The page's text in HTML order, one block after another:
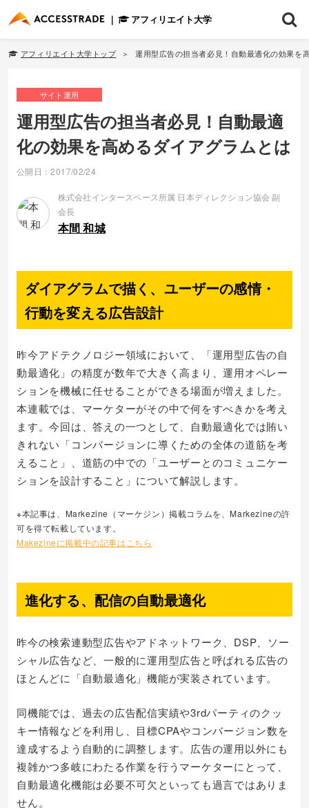
アフィリエイト大学
アフィリエイト大学トップ 運用型広告の担当者必見！自動最適化の効果を
サイト運用
運用型広告の担当者必見！自動最適
化の効果を高めるダイアグラムとは
公開日：2017/02/24
株式会社インタースペース所属 日本ディレクション協会 副
会長
本間 和城
ダイアグラムで描く、ユーザーの感情・
行動を変える広告設計
昨今アドテクノロジー領域において、「運用型広告の自
動最適化」の精度が数年で大きく高まり、運用オペレー
ションを機械に任せることができる場面が増えました。
本連載では、マーケターがその中で何をすべきかを考え
ます。今回は、答えの一つとして、自動最適化では賄い
きれない「コンバージョンに導くための全体の道筋を考
えること」、道筋の中での「ユーザーとのコミュニケー
ションを設計すること」について解説します。
※本記事は、Markezine（マーケジン）掲載コラムを、Markezineの許
可を得て転載しています。
Makezineに掲載中の記事はこちら
進化する、配信の自動最適化
昨今の検索連動型広告やアドネットワーク、DSP、ソー
シャル広告など、一般的に運用型広告と呼ばれる広告の
ほとんどに「自動最適化」機能が実装されています。
同機能では、過去の広告配信実績や3rdパーティのクッ
キー情報などを利用し、目標CPAやコンバージョン数を
達成するよう自動的に調整します。広告の運用以外にも
複雑かつ多岐にわたる作業を行うマーケターにとって、
自動最適化機能は必要不可欠といっても過言ではありま
せん。